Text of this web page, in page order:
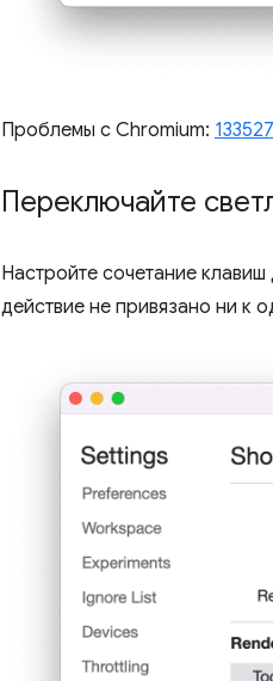
Проблемы с Chromium:
Переключайте
Настройте сочетание
действие не привязано ни к